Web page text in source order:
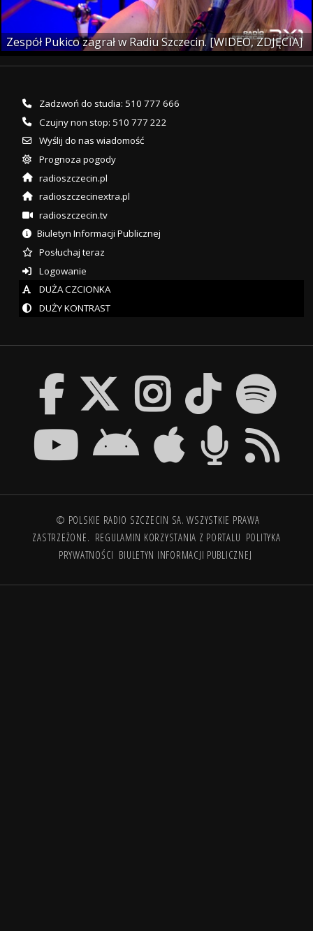
Zespół Pukico zagrał w Radiu Szczecin. [WIDEO, ZDJĘCIA]
Zadzwoń do studia: 510 777 666
Czujny non stop: 510 777 222
Wyślij do nas wiadomość
Prognoza pogody
radioszczecin.pl
radioszczecinextra.pl
radioszczecin.tv
Biuletyn Informacji Publicznej
Posłuchaj teraz
Logowanie
DUŻA CZCIONKA
DUŻY KONTRAST
© POLSKIE RADIO SZCZECIN SA. WSZYSTKIE PRAWA
ZASTRZEŻONE. REGULAMIN KORZYSTANIA Z PORTALU POLITYKA
PRYWATNOŚCI BIULETYN INFORMACJI PUBLICZNEJ